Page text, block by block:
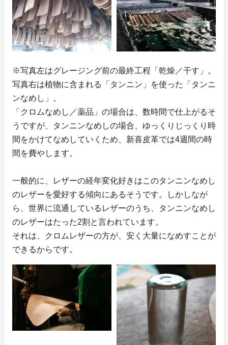
※写真左はグレージング前の最終工程「乾燥／干す」。
写真右は植物に含まれる「タンニン」を使った「タンニ
ンなめし」。
「クロムなめし／薬品」の場合は、数時間で仕上がるそ
うですが、タンニンなめしの場合、ゆっくりじっくり時
間をかけてなめしていくため、新喜皮革では4週間の時
間を費やします。
一般的に、レザーの経年変化好きはこのタンニンなめし
のレザーを愛好する傾向にあるそうです。しかしなが
ら、世界に流通しているレザーのうち、タンニンなめし
のレザーはたった2割と言われています。
それは、クロムレザーの方が、安く大量になめすことが
できるからです。